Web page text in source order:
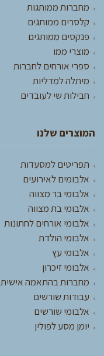
מחברות ממותגות
קלסרים ממותגים
פנקסים ממותגים
מוצרי ממו
ספרי אורחים לחברות
מיתלה למדליות
חבילות שי לעובדים
המוצרים שלנו
תפריטים למסעדות
אלבומים לאירועים
אלבומי בר מצווה
אלבומי בת מצווה
אלבומי אורחים לחתונות
אלבומי הולדת
אלבומי עץ
אלבומי זיכרון
מחברות בהתאמה אישית
עבודות שורשים
אלבומי שורשים
יומן מסע לפולין